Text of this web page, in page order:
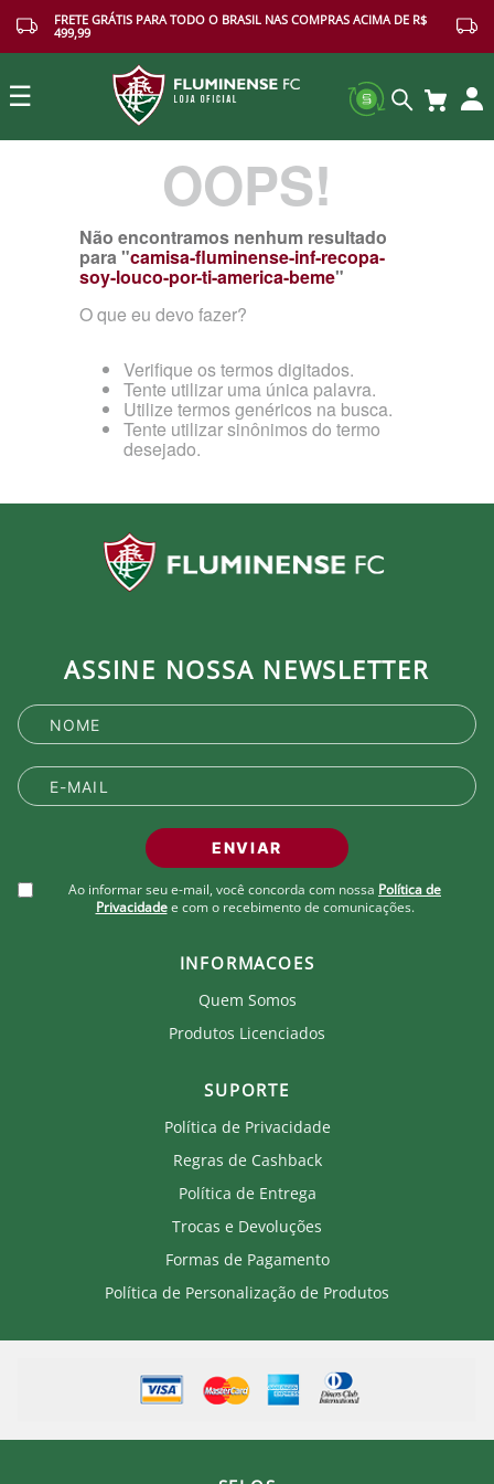
FRETE GRÁTIS PARA TODO O BRASIL NAS COMPRAS ACIMA DE R$
499,99
☰
×
Onde eu sou de casa.
Laranjeiras 1902.
OOPS!
Não encontramos nenhum resultado
para "camisa-fluminense-inf-recopa-
soy-louco-por-ti-america-beme"
O que eu devo fazer?
Verifique os termos digitados.
Tente utilizar uma única palavra.
Utilize termos genéricos na busca.
Tente utilizar sinônimos do termo
desejado.
ASSINE NOSSA NEWSLETTER
ENVIAR
Ao informar seu e-mail, você concorda com nossa Política de
Privacidade e com o recebimento de comunicações.
INFORMACOES
Quem Somos
Produtos Licenciados
SUPORTE
Política de Privacidade
Regras de Cashback
Política de Entrega
Trocas e Devoluções
Formas de Pagamento
Política de Personalização de Produtos